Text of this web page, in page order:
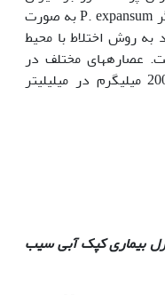
ممانعت از رشد میسلیومی قارچ بیمارگر P. expansum به صورت
به روش اختلاط با محیط
عصاره­های مختلف در
غلطت­های 0، 500، 1000 و 1500 و 2000 میلی­گرم در میلی­لیتر
بیماری کپک آبی سیب